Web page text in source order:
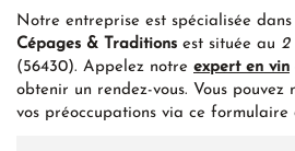
Notre entreprise est spécialisée
Cépages & Traditions est située au 2
(56430). Appelez notre expert en vin
obtenir un rendez-vous. Vous pouvez
vos préoccupations via ce formulaire